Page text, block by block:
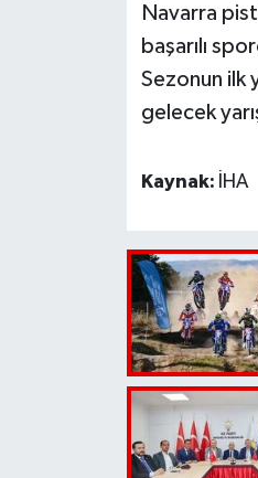
Navarra
başarılı
Sezonun ilk
gelecek
Kaynak: İHA